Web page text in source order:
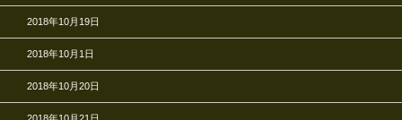
2018年10月19日
2018年10月1日
2018年10月20日